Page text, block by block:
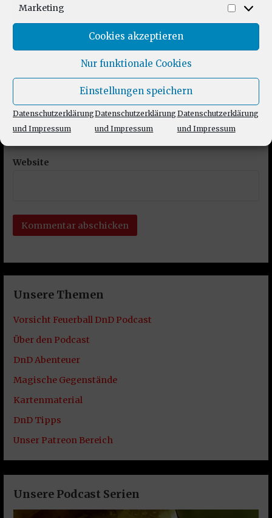
Marketing
Cookies akzeptieren
Nur funktionale Cookies
Einstellungen speichern
Datenschutzerklärung
und Impressum
Datenschutzerklärung
und Impressum
Datenschutzerklärung
und Impressum
E-Mail-Adresse*
Website
Unsere Themen
Vorsicht Feuerball DnD Podcast
Über den Podcast
DnD Abenteuer
Magische Gegenstände
Kartenmaterial
DnD Tipps
Unser Patreon Bereich
Unsere Podcast Serien